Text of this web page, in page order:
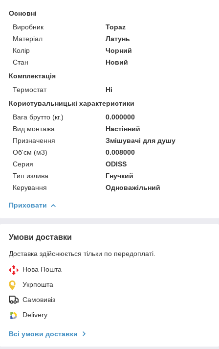
Основні
Виробник
Topaz
Матеріал
Латунь
Колір
Чорний
Стан
Новий
Комплектація
Термостат
Ні
Користувальницькі характеристики
Вага брутто (кг.)
0.000000
Вид монтажа
Настінний
Призначення
Змішувачі для душу
Об'єм (м3)
0.008000
Серия
ODISS
Тип излива
Гнучкий
Керування
Одноважільний
Приховати
Умови доставки
Доставка здійснюється тільки по передоплаті.
Нова Пошта
Укрпошта
Самовивіз
Delivery
Всі умови доставки